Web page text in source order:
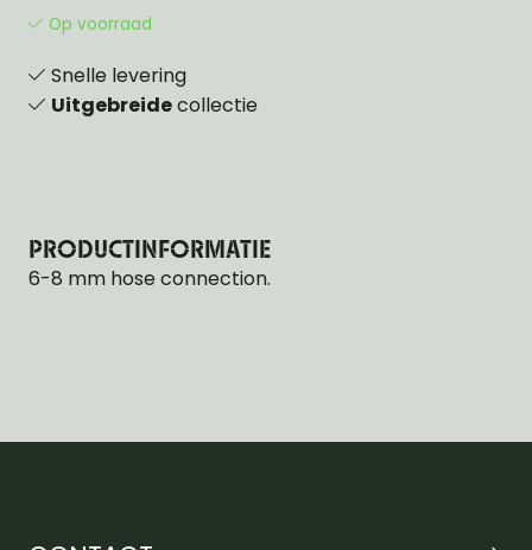
Op voorraad
Snelle levering
Uitgebreidecollectie
PRODUCTINFORMATIE
6-8 mm hose connection.